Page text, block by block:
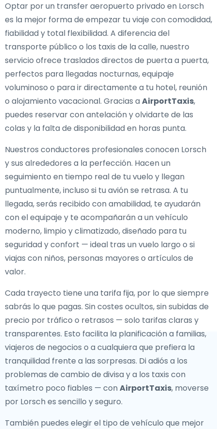
Optar por un transfer aeropuerto privado en Lorsch
es la mejor forma de empezar tu viaje con comodidad,
fiabilidad y total flexibilidad. A diferencia del
transporte público o los taxis de la calle, nuestro
servicio ofrece traslados directos de puerta a puerta,
perfectos para llegadas nocturnas, equipaje
voluminoso o para ir directamente a tu hotel, reunión
o alojamiento vacacional. Gracias aAirportTaxis,
puedes reservar con antelación y olvidarte de las
colas y la falta de disponibilidad en horas punta.
Nuestros conductores profesionales conocen Lorsch
y sus alrededores a la perfección. Hacen un
seguimiento en tiempo real de tu vuelo y llegan
puntualmente, incluso si tu avión se retrasa. A tu
llegada, serás recibido con amabilidad, te ayudarán
con el equipaje y te acompañarán a un vehículo
moderno, limpio y climatizado, diseñado para tu
seguridad y confort — ideal tras un vuelo largo o si
viajas con niños, personas mayores o artículos de
valor.
Cada trayecto tiene una tarifa fija, por lo que siempre
sabrás lo que pagas. Sin costes ocultos, sin subidas de
precio por tráfico o retrasos — solo tarifas claras y
transparentes. Esto facilita la planificación a familias,
viajeros de negocios o a cualquiera que prefiera la
tranquilidad frente a las sorpresas. Di adiós a los
problemas de cambio de divisa y a los taxis con
taxímetro poco fiables — con AirportTaxis, moverse
por Lorsch es sencillo y seguro.
También puedes elegir el tipo de vehículo que mejor